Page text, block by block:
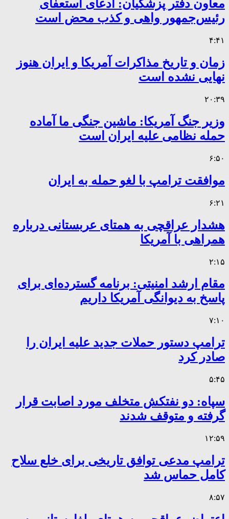
معاون دفتر پزشکیان: ادعای استعفای
رئیس‌جمهور واهی و کذب محض است
۴:۴۱
زمان و تاریخ مذاکرات آمریکا و ایران هنوز
نهایی نشده است
۲۰:۳۹
وزیر جنگ آمریکا: ماشین جنگی ما آماده
حمله نظامی علیه ایران است
۶:۵۰
موافقت ترامپ با لغو حمله به ایران
۶:۲۱
هشدار عراقچی به همتای عربستانی درباره
همراهی با آمریکا
۲:۱۵
مقام ارشد امنیتی: برنامه گسترده‌ای برای
پاسخ به دیوانگی آمریکا داریم
۷:۱۰
ترامپ دستور حملات جدید علیه ایران را
صادر کرد
۵:۴۵
سپاه: دو نفتکش متخلف مورد اصابت قرار
گرفته و متوقف شدند
۱۲:۵۹
ترامپ مدعی توافق تاریخی برای خلع سلاح
کامل حماس شد
۸:۵۷